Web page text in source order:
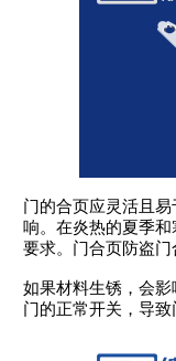
门的合页应灵活且
响。在炎热的夏季
要求。门合页防盗门
如果材料生锈，会
门的正常开关，导致